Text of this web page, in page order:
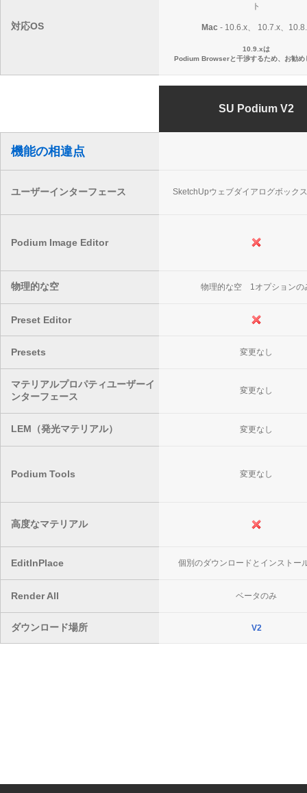
対応OS
ト
Mac - 10.6.x、 10.7.x、
10.9.xは
Podium Browserと干渉するため、お勧め
SU Podium V2
機能の相違点
ユーザーインターフェース SketchUpウェブダイアログボック
Podium Image Editor
物理的な空 物理的な空 1オプションの
Preset Editor
Presets 変更なし
マテリアルプロパティユーザーイ
ンターフェース
変更なし
LEM（発光マテリアル） 変更なし
Podium Tools 変更なし
高度なマテリアル
EditInPlace 個別のダウンロードとインストー
Render All ベータのみ
ダウンロード場所 V2